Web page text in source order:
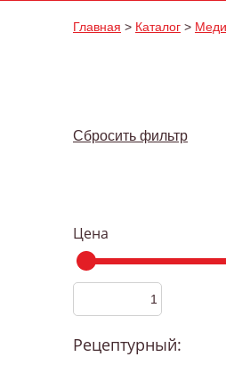
Главная > Каталог >
Сбросить фильтр
Цена
Рецептурный: